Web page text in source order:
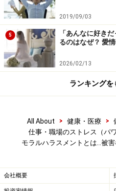
モラルハラスメント
為から逃れる方法
変わらない相手とは、距離を置
フランスの精神科医、マリ
ヌは、著書『モラル・ハラ
が相手を不安に陥れるため
2019/09/03
5
「あんなに好き
るのはなぜ？ 愛
2026/02/13
ランキングを
All About > 健康・医療 >
仕事・職場のストレス（パ
モラルハラスメントとは…被
会社概要